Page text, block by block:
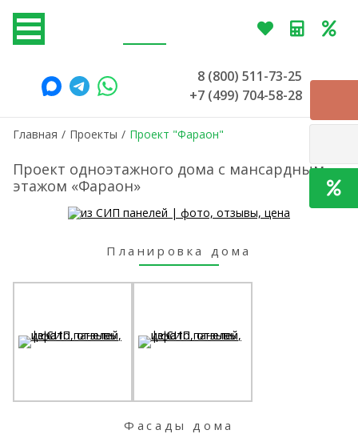
8 (800) 511-73-25
+7 (499) 704-58-28
Главная / Проекты / Проект "Фараон"
Проект одноэтажного дома с мансардным
этажом «Фараон»
Планировка дома
Фасады дома